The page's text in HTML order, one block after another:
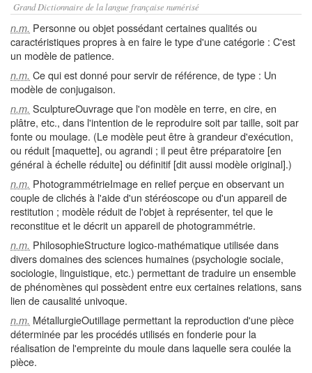
Grand Dictionnaire de la langue française numérisé
n.m. Personne ou objet possédant certaines qualités ou
caractéristiques propres à en faire le type d'une catégorie : C'est
un modèle de patience.
n.m. Ce qui est donné pour servir de référence, de type : Un
modèle de conjugaison.
n.m. SculptureOuvrage que l'on modèle en terre, en cire, en
plâtre, etc., dans l'intention de le reproduire soit par taille, soit par
fonte ou moulage. (Le modèle peut être à grandeur d'exécution,
ou réduit [maquette], ou agrandi ; il peut être préparatoire [en
général à échelle réduite] ou définitif [dit aussi modèle original].)
n.m. PhotogrammétrieImage en relief perçue en observant un
couple de clichés à l'aide d'un stéréoscope ou d'un appareil de
restitution ; modèle réduit de l'objet à représenter, tel que le
reconstitue et le décrit un appareil de photogrammétrie.
n.m. PhilosophieStructure logico-mathématique utilisée dans
divers domaines des sciences humaines (psychologie sociale,
sociologie, linguistique, etc.) permettant de traduire un ensemble
de phénomènes qui possèdent entre eux certaines relations, sans
lien de causalité univoque.
n.m. MétallurgieOutillage permettant la reproduction d'une pièce
déterminée par les procédés utilisés en fonderie pour la
réalisation de l'empreinte du moule dans laquelle sera coulée la
pièce.